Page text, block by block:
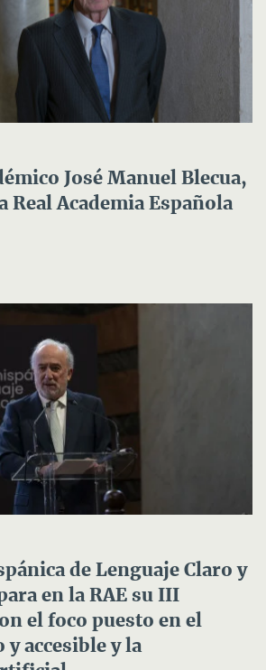
José Manuel Blecua,
Real Academia Española
de Lenguaje Claro y
en la RAE su III
el foco puesto en el
y accesible y la